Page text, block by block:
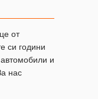
от
си години
и
нас